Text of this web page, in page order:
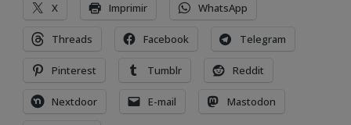
X Imprimir WhatsApp
Threads Facebook Telegram
Pinterest Tumblr Reddit
Nextdoor E-mail Mastodon